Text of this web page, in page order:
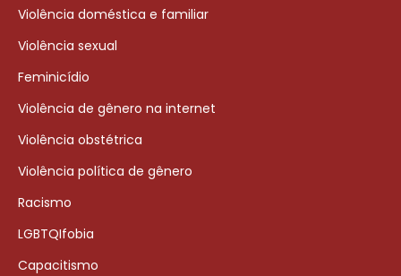
Violência doméstica e familiar
Violência sexual
Feminicídio
Violência de gênero na internet
Violência obstétrica
Violência política de gênero
Racismo
LGBTQIfobia
Capacitismo